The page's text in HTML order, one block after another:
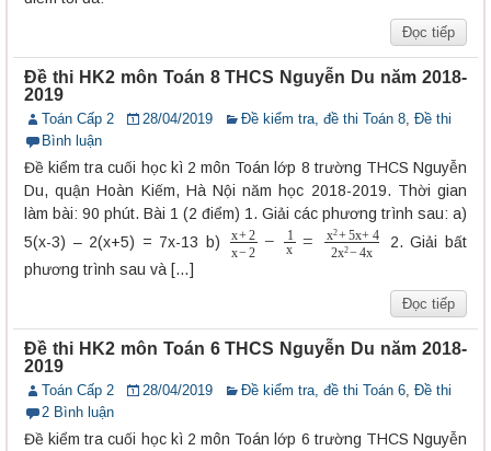
Đọc tiếp
Đề thi HK2 môn Toán 8 THCS Nguyễn Du năm 2018-
2019
Toán Cấp 2 28/04/2019 Đề kiểm tra, đề thi Toán 8 Đề thi
Bình luận
Đề kiểm tra cuối học kì 2 môn Toán lớp 8 trường THCS Nguyễn
Du, quận Hoàn Kiếm, Hà Nội năm học 2018-2019. Thời gian
làm bài: 90 phút. Bài 1 (2 điểm) 1. Giải các phương trình sau: a)
5(x-3) – 2(x+5) = 7x-13 b)
x+2 − =x2 +5x+ 2−4x
2. Giải bất
phương trình sau và […]
Đọc tiếp
Đề thi HK2 môn Toán 6 THCS Nguyễn Du năm 2018-
2019
Toán Cấp 2 28/04/2019 Đề kiểm tra, đề thi Toán 6 Đề thi
2 Bình luận
Đề kiểm tra cuối học kì 2 môn Toán lớp 6 trường THCS Nguyễn